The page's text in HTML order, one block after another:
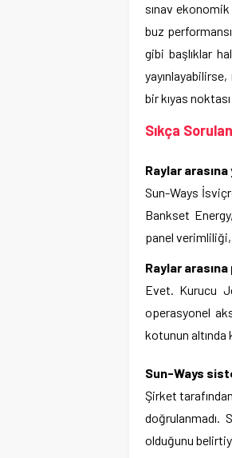
sınav
buz
gibi başlıklar
bir kıyas
Sıkça
Raylar
Sun-Ways
Bankset
panel verimliliği,
Raylar
Evet. Kurucu
operasyonel
kotunun altında
Sun-Ways
Şirket
doğrulanmadı.
olduğunu